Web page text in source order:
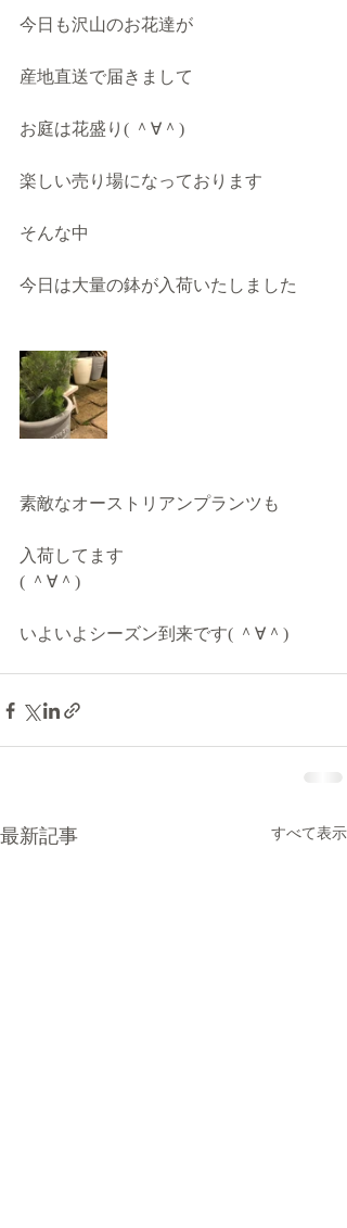
今日も沢山のお花達が
産地直送で届きまして
お庭は花盛り( ＾∀＾)
楽しい売り場になっております
そんな中
今日は大量の鉢が入荷いたしました
素敵なオーストリアンプランツも
入荷してます
( ＾∀＾)
いよいよシーズン到来です( ＾∀＾)
最新記事 すべて表示